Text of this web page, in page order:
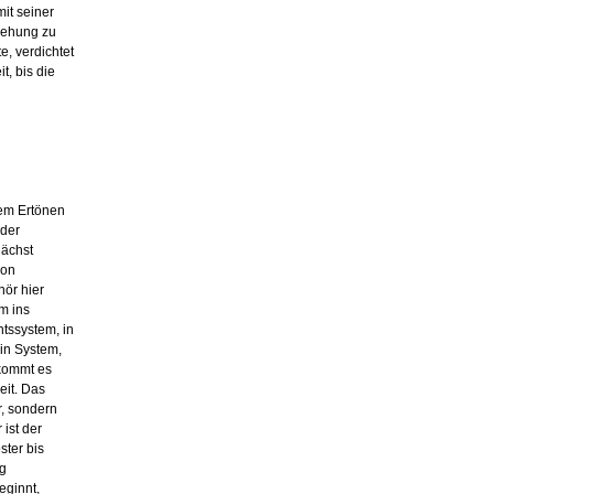
seiner
zu
verdichtet
bis die
Ertönen
hier
ins
in
System,
es
Das
sondern
ist der
bis